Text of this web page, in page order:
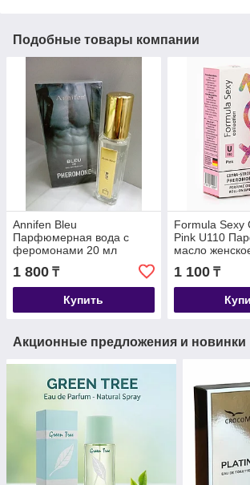
Подобные товары компании
Annifen Bleu
Парфюмерная вода с
феромонами 20 мл
1 800 ₸
Купить
Formula Sexy
Pink U110
масло
феромонами,
мотивам Pink
090 09
1 100₸
Акционные предложения и новинки